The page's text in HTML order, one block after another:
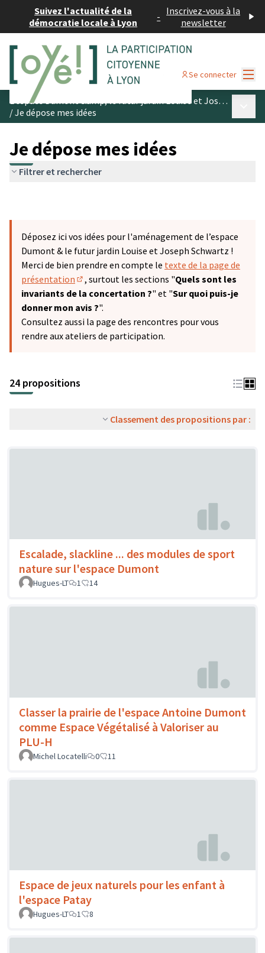
Suivez l'actualité de la
démocratie locale à Lyon
- Inscrivez-vous à la
newsletter
Se connecter
L’espace Dumont &amp; le futur jardin Louise et Joseph Schwartz
/Je dépose mes idées
Je dépose mes idées
Filtrer et rechercher
Déposez ici vos idées pour l'aménagement de l’espace
Dumont & le futur jardin Louise et Joseph Schwartz !
Merci de bien prendre en compte le texte de la page de
présentation
(S'ouvre dans un nouvel onglet)
, surtout les sections "Quels sont les
invariants de la concertation ?" et "Sur quoi puis-je
donner mon avis ?".
Consultez aussi la page des rencontres pour vous
rendre aux ateliers de participation.
24 propositions
Classement des propositions par :
Escalade, slackline ... des modules de sport
nature sur l'espace Dumont
Hugues-LT 1 14
Classer la prairie de l'espace Antoine Dumont
comme Espace Végétalisé à Valoriser au
PLU-H
Michel Locatelli 0 11
Espace de jeux naturels pour les enfant à
l'espace Patay
Hugues-LT 1 8